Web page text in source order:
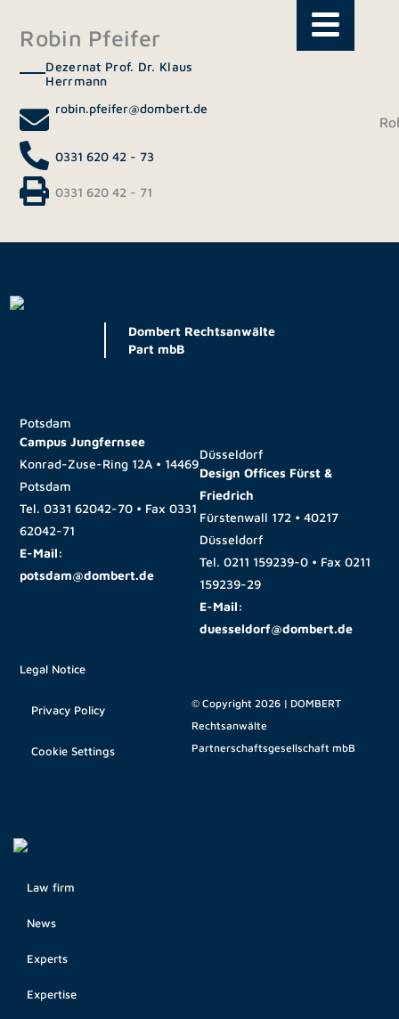
Robin Pfeifer
Dezernat Prof. Dr. Klaus
Herrmann
robin.pfeifer@dombert.de
0331 620 42 - 73
0331 620 42 - 71
Dombert Rechtsanwälte
Part mbB
Potsdam
Campus Jungfernsee
Konrad-Zuse-Ring 12A • 14469
Potsdam
Tel.0331 62042-70 • Fax0331
62042-71
E-Mail:
potsdam@dombert.de
Düsseldorf
Design Offices Fürst &
Friedrich
Fürstenwall 172 • 40217
Düsseldorf
Tel. 0211 159239-0 • Fax 0211
159239-29
E-Mail:
duesseldorf@dombert.de
Legal Notice
Privacy Policy
Cookie Settings
© Copyright 2026 | DOMBERT
Rechtsanwälte
Partnerschaftsgesellschaft mbB
Law firm
News
Experts
Expertise